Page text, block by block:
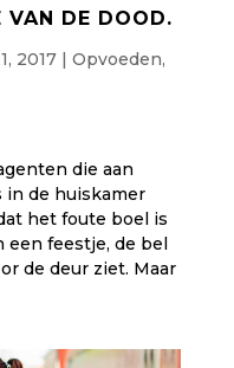
VAN DE DOOD.
2017| Opvoeden,
die aan
in de huiskamer
het foute boel is
een feestje, de bel
de deur ziet. Maar